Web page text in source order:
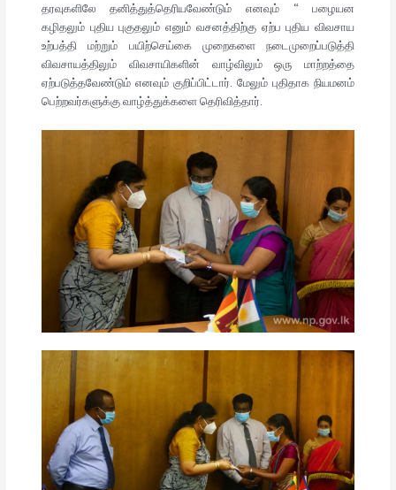
தரவுகளிலே தனித்துத்தெரியவேண்டும் எனவும் “ பழையன
கழிதலும் புதிய புகுதலும் எனும் வசனத்திற்கு ஏற்ப புதிய விவசாய
உற்பத்தி மற்றும் பயிற்செய்கை முறைகளை நடைமுறைப்படுத்தி
விவசாயத்திலும் விவசாயிகளின் வாழ்விலும் ஒரு மாற்றத்தை
ஏற்படுத்தவேண்டும் எனவும் குறிப்பிட்டார். மேலும் புதிதாக நியமனம்
பெற்றவர்களுக்கு வாழ்த்துக்களை தெரிவித்தார்.